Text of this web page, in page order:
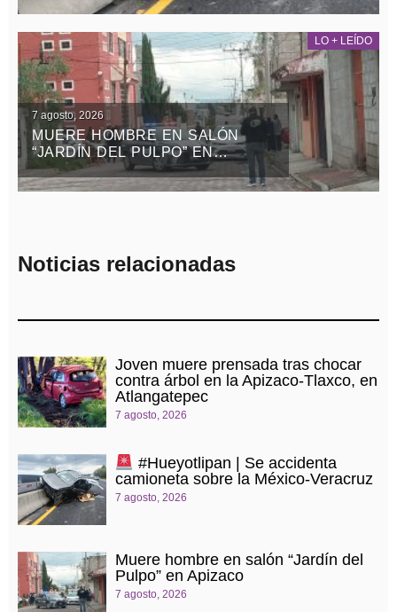
LO + LEÍDO
7 agosto, 2026
MUERE HOMBRE EN SALÓN
“JARDÍN DEL PULPO” EN
APIZACO
Noticias relacionadas
Joven muere prensada tras chocar
contra árbol en la Apizaco-Tlaxco, en
Atlangatepec
7 agosto, 2026
#Hueyotlipan | Se accidenta
camioneta sobre la México-Veracruz
7 agosto, 2026
Muere hombre en salón “Jardín del
Pulpo” en Apizaco
7 agosto, 2026